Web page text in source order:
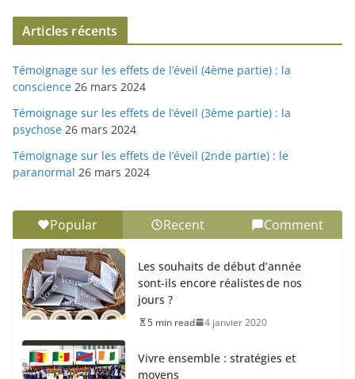
Articles récents
Témoignage sur les effets de l’éveil (4ème partie) : la
conscience 26 mars 2024
Témoignage sur les effets de l’éveil (3ème partie) : la
psychose 26 mars 2024
Témoignage sur les effets de l’éveil (2nde partie) : le
paranormal 26 mars 2024
Popular Recent Comment
Les souhaits de début d’année
sont-ils encore réalistes de nos
jours ?
5 min read 4 janvier 2020
Vivre ensemble : stratégies et
moyens